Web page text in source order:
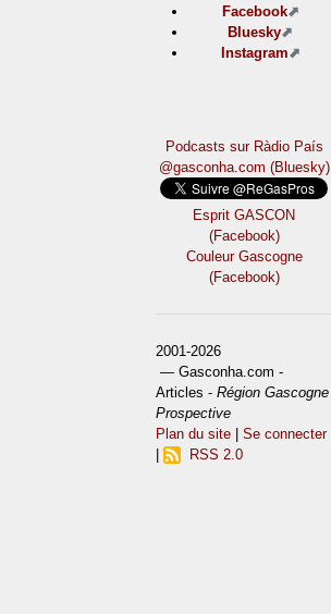
Facebook
Bluesky
Instagram
Podcasts sur Ràdio País
@gasconha.com (Bluesky)
Esprit GASCON
(Facebook)
Couleur Gascogne
(Facebook)
2001-2026
— Gasconha.com -
Articles -Région Gascogne
Prospective
Plan du site |Se connecter
RSS 2.0